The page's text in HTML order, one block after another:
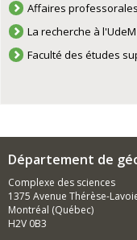
Affaires professorales
La recherche à l'UdeM
Faculté des études
Département de
Complexe des sciences
1375 Avenue Thérèse-
Montréal (Québec)
H2V 0B3